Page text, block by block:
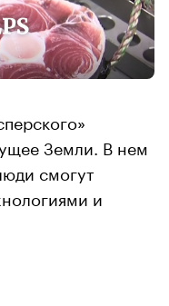
Земли. В нем
смогут
и